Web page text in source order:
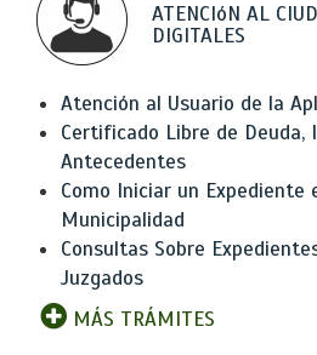
ATENCIóN AL
DIGITALES
Atención al Usuario de la
Certificado Libre de Deuda,
Antecedentes
Como Iniciar un Expediente
Municipalidad
Consultas Sobre
Juzgados
MÁS TRÁMITES